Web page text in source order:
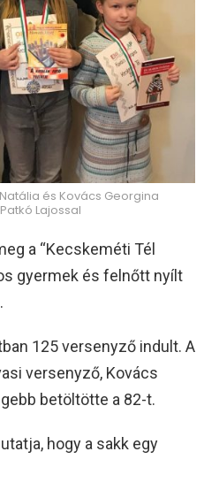
és Kovács Georgina
Lajossal
a “Kecskeméti Tél
gyermek és felnőtt nyílt
125 versenyző indult. A
versenyző, Kovács
betöltötte a 82-t.
hogy a sakk egy